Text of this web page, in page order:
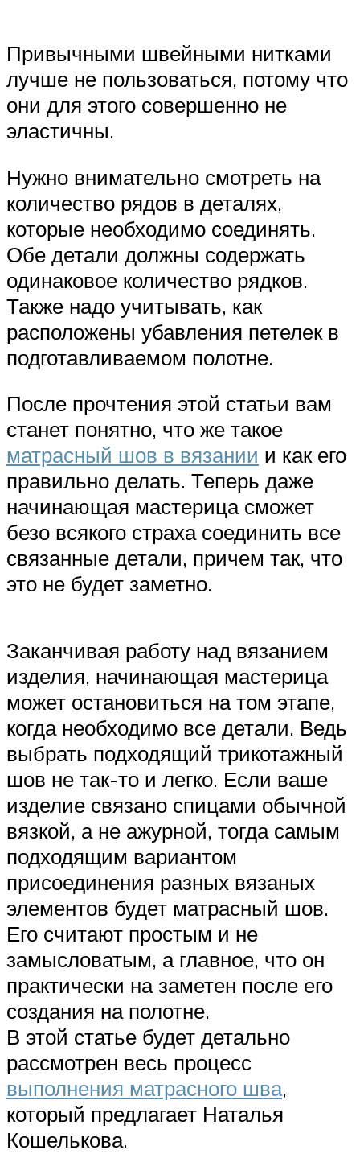
Привычными швейными нитками
лучше не пользоваться, потому что
они для этого совершенно не
эластичны.
Нужно внимательно смотреть на
количество рядов в деталях,
которые необходимо соединять.
Обе детали должны содержать
одинаковое количество рядков.
Также надо учитывать, как
расположены убавления петелек в
подготавливаемом полотне.
После прочтения этой статьи вам
станет понятно, что же такое
матрасный шов в вязании и как его
правильно делать. Теперь даже
начинающая мастерица сможет
безо всякого страха соединить все
связанные детали, причем так, что
это не будет заметно.
Заканчивая работу над вязанием
изделия, начинающая мастерица
может остановиться на том этапе,
когда необходимо все детали. Ведь
выбрать подходящий трикотажный
шов не так-то и легко. Если ваше
изделие связано спицами обычной
вязкой, а не ажурной, тогда самым
подходящим вариантом
присоединения разных вязаных
элементов будет матрасный шов.
Его считают простым и не
замысловатым, а главное, что он
практически на заметен после его
создания на полотне.
В этой статье будет детально
рассмотрен весь процесс
выполнения матрасного шва,
который предлагает Наталья
Кошелькова.